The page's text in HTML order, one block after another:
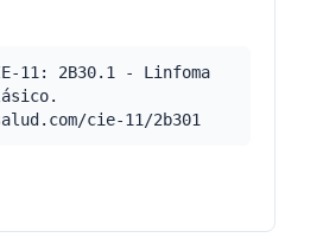
11: 2B30.1 - Linfoma
cie-11/2b301